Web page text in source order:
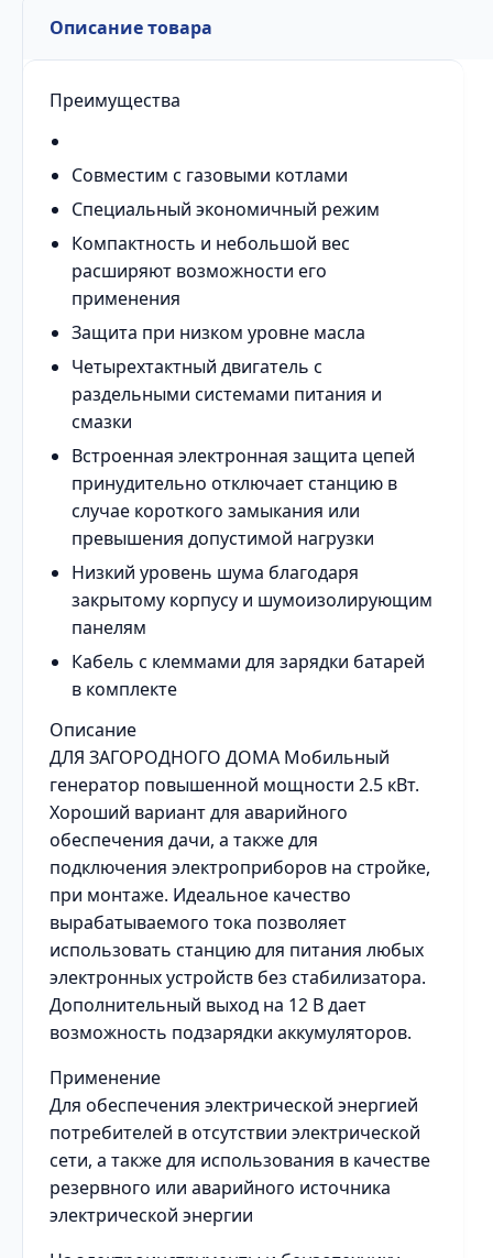
Описание товара
Преимущества
Совместим с газовыми котлами
Специальный экономичный режим
Компактность и небольшой вес
расширяют возможности его
применения
Защита при низком уровне масла
Четырехтактный двигатель с
раздельными системами питания и
смазки
Встроенная электронная защита цепей
принудительно отключает станцию в
случае короткого замыкания или
превышения допустимой нагрузки
Низкий уровень шума благодаря
закрытому корпусу и шумоизолирующим
панелям
Кабель с клеммами для зарядки батарей
в комплекте
Описание
ДЛЯ ЗАГОРОДНОГО ДОМА Мобильный
генератор повышенной мощности 2.5 кВт.
Хороший вариант для аварийного
обеспечения дачи, а также для
подключения электроприборов на стройке,
при монтаже. Идеальное качество
вырабатываемого тока позволяет
использовать станцию для питания любых
электронных устройств без стабилизатора.
Дополнительный выход на 12 В дает
возможность подзарядки аккумуляторов.
Применение
Для обеспечения электрической энергией
потребителей в отсутствии электрической
сети, а также для использования в качестве
резервного или аварийного источника
электрической энергии